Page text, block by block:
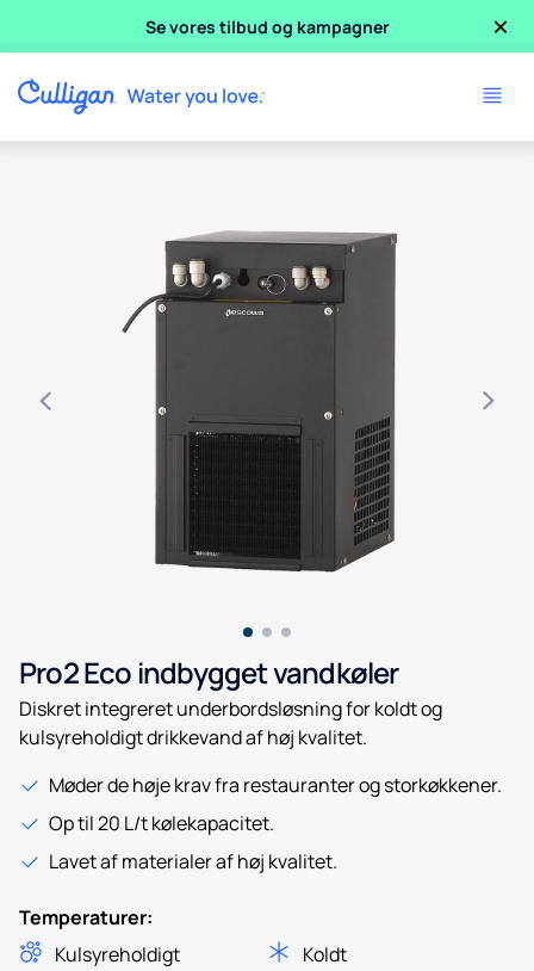
Se vores tilbud og kampagner ×
Use arrow keys to navigate between product images, or
Pro2 Eco indbygget vandkøler
Diskret integreret underbordsløsning for koldt og
kulsyreholdigt drikkevand af høj kvalitet.
Møder de høje krav fra restauranter og storkøkkener.
Op til 20 L/t kølekapacitet.
Lavet af materialer af høj kvalitet.
Temperaturer:
Kulsyreholdigt
Koldt